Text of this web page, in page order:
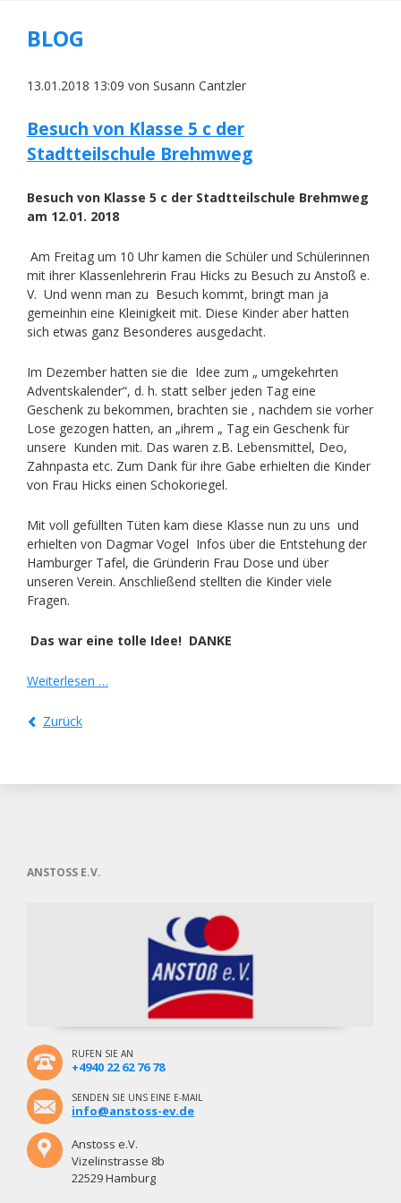
BLOG
13.01.2018 13:09 von Susann Cantzler
Besuch von Klasse 5 c der
Stadtteilschule Brehmweg
Besuch von Klasse 5 c der Stadtteilschule Brehmweg
am 12.01. 2018
Am Freitag um 10 Uhr kamen die Schüler und Schülerinnen
mit ihrer Klassenlehrerin Frau Hicks zu Besuch zu Anstoß e.
V. Und wenn man zu Besuch kommt, bringt man ja
gemeinhin eine Kleinigkeit mit. Diese Kinder aber hatten
sich etwas ganz Besonderes ausgedacht.
Im Dezember hatten sie die Idee zum „ umgekehrten
Adventskalender“, d. h. statt selber jeden Tag eine
Geschenk zu bekommen, brachten sie , nachdem sie vorher
Lose gezogen hatten, an „ihrem „ Tag ein Geschenk für
unsere Kunden mit. Das waren z.B. Lebensmittel, Deo,
Zahnpasta etc. Zum Dank für ihre Gabe erhielten die Kinder
von Frau Hicks einen Schokoriegel.
Mit voll gefüllten Tüten kam diese Klasse nun zu uns und
erhielten von Dagmar Vogel Infos über die Entstehung der
Hamburger Tafel, die Gründerin Frau Dose und über
unseren Verein. Anschließend stellten die Kinder viele
Fragen.
Das war eine tolle Idee! DANKE
Weiterlesen …Besuch
Zurück
ANSTOSS E.V.
RUFEN SIE AN
+4940 22 62 76 78
SENDEN SIE UNS EINE E-MAIL
info@anstoss-ev.de
Anstoss e.V.
Vizelinstrasse 8b
22529 Hamburg